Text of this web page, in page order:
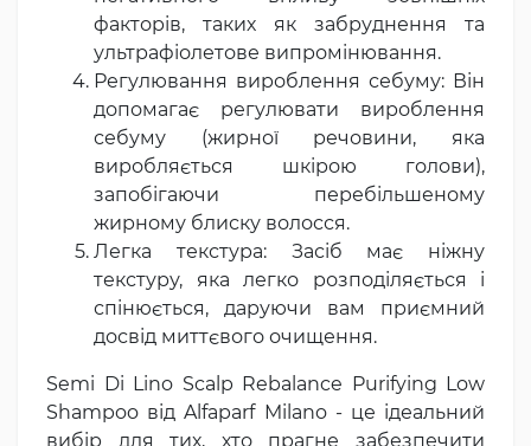
факторів, таких як забруднення та
ультрафіолетове випромінювання.
Регулювання вироблення себуму: Він
допомагає регулювати вироблення
себуму (жирної речовини, яка
виробляється шкірою голови),
запобігаючи перебільшеному
жирному блиску волосся.
Легка текстура: Засіб має ніжну
текстуру, яка легко розподіляється і
спінюється, даруючи вам приємний
досвід миттєвого очищення.
Semi Di Lino Scalp Rebalance Purifying Low
Shampoo від Alfaparf Milano - це ідеальний
вибір для тих, хто прагне забезпечити